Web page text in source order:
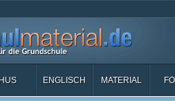
HUS ENGLISCH MATERIAL